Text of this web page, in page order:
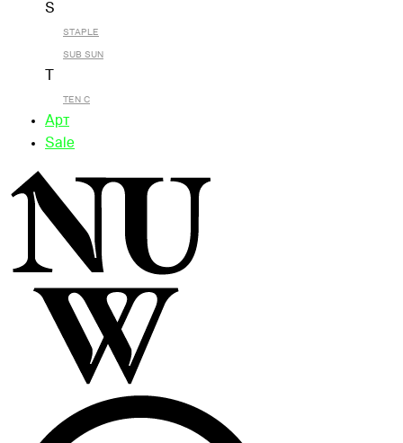
S
STAPLE
SUB SUN
TEN C
Арт
Sale